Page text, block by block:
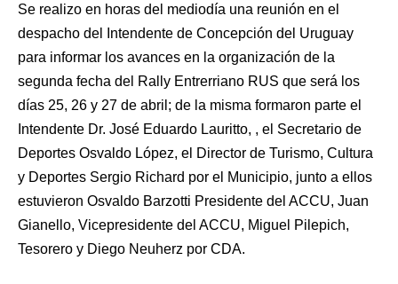
Se realizo en horas del mediodía una reunión en el
despacho del Intendente de Concepción del Uruguay
para informar los avances en la organización de la
segunda fecha del Rally Entrerriano RUS que será los
días 25, 26 y 27 de abril; de la misma formaron parte el
Intendente Dr. José Eduardo Lauritto, , el Secretario de
Deportes Osvaldo López, el Director de Turismo, Cultura
y Deportes Sergio Richard por el Municipio, junto a ellos
estuvieron Osvaldo Barzotti Presidente del ACCU, Juan
Gianello, Vicepresidente del ACCU, Miguel Pilepich,
Tesorero y Diego Neuherz por CDA.